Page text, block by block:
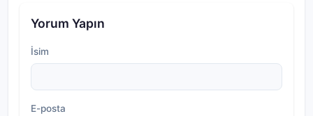
Yorum Yapın
İsim
E-posta